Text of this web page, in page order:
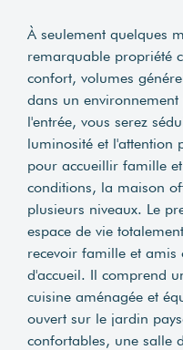
À seulement quelques
remarquable propriété
confort, volumes
dans un
l'entrée, vous serez
luminosité et l'attention
pour accueillir famille
conditions, la maison
plusieurs niveaux. Le
espace de vie
recevoir famille et amis
d'accueil. Il comprend
cuisine aménagée et
ouvert sur le jardin
confortables, une salle